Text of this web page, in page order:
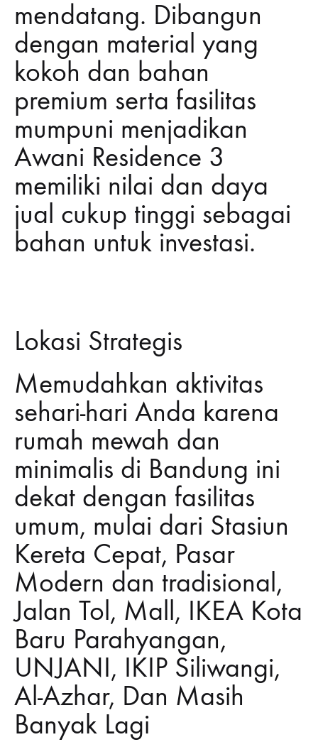
mendatang. Dibangun
dengan material yang
kokoh dan bahan
premium serta fasilitas
mumpuni menjadikan
Awani Residence 3
memiliki nilai dan daya
jual cukup tinggi sebagai
bahan untuk investasi.
Lokasi Strategis
Memudahkan aktivitas
sehari-hari Anda karena
rumah mewah dan
minimalis di Bandung ini
dekat dengan fasilitas
umum, mulai dari Stasiun
Kereta Cepat, Pasar
Modern dan tradisional,
Jalan Tol, Mall, IKEA Kota
Baru Parahyangan,
UNJANI, IKIP Siliwangi,
Al-Azhar, Dan Masih
Banyak Lagi